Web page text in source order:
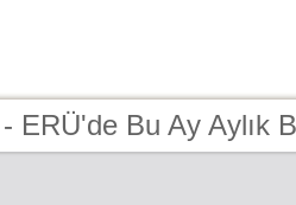
ERÜ'de Bu Ay Aylık